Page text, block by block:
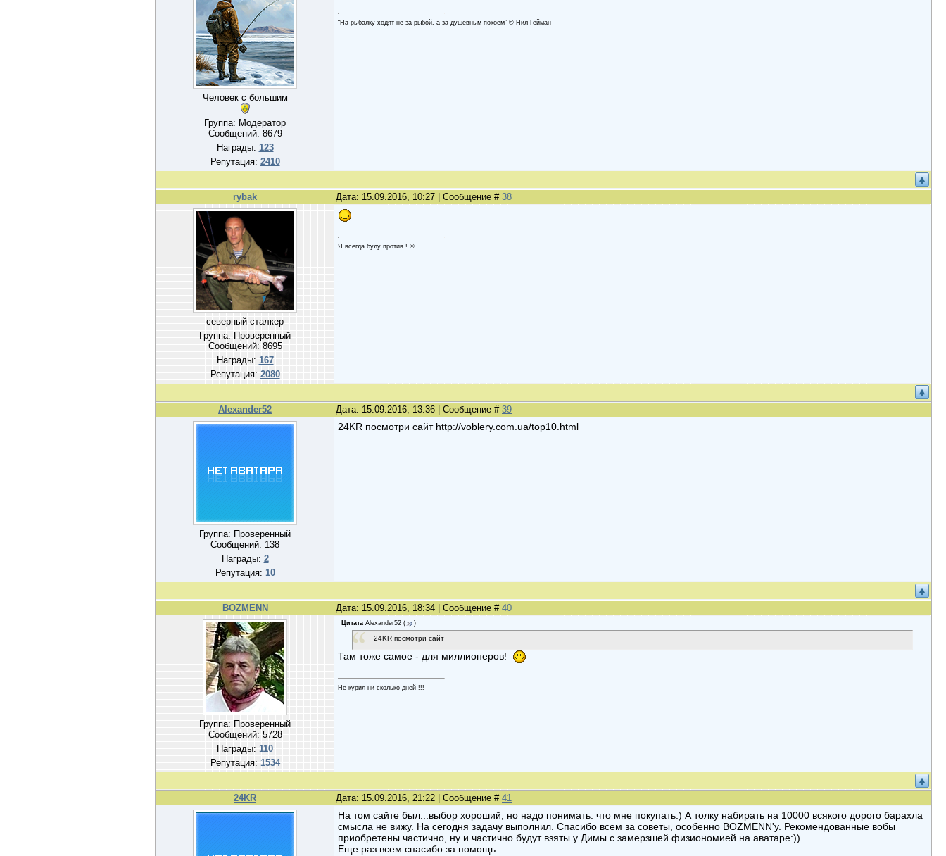
Человек с большим
Группа: Модератор
Сообщений: 8679
Награды: 123
Репутация: 2410
“На рыбалку ходят не за рыбой, а за душевным покоем” © Нил Гейман
rybak Дата: 15.09.2016, 10:27 | Сообщение # 38
северный сталкер
Группа: Проверенный
Сообщений: 8695
Награды: 167
Репутация: 2080
Я всегда буду против ! ©
Alexander52 Дата: 15.09.2016, 13:36 | Сообщение # 39
Группа: Проверенный
Сообщений: 138
Награды: 2
Репутация: 10
24KR посмотри сайт http://voblery.com.ua/top10.html
BOZMENN Дата: 15.09.2016, 18:34 | Сообщение # 40
Группа: Проверенный
Сообщений: 5728
Награды: 110
Репутация: 1534
Цитата Alexander52 ( )
24KR посмотри сайт
Там тоже самое - для миллионеров!
Не курил ни сколько дней !!!
24KR Дата: 15.09.2016, 21:22 | Сообщение # 41
На том сайте был...выбор хороший, но надо понимать. что мне покупать:) А толку набирать на 10000 всякого дорого барахла
смысла не вижу. На сегодня задачу выполнил. Спасибо всем за советы, особенно BOZMENN'у. Рекомендованные вобы
приобретены частично, ну и частично будут взяты у Димы с замерзшей физиономией на аватаре:))
Еще раз всем спасибо за помощь.